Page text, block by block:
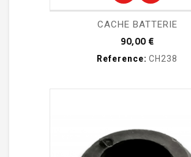
CACHE BATTERIE
90,00 €Prix
Reference: CH238